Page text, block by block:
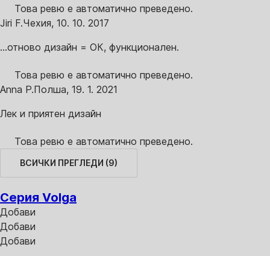
Това ревю е автоматично преведено.
Jiri F.Чехия, 10. 10. 2017
...отново дизайн = ОК, функционален.
Това ревю е автоматично преведено.
Anna P.Полша, 19. 1. 2021
Лек и приятен дизайн
Това ревю е автоматично преведено.
ВСИЧКИ ПРЕГЛЕДИ (9)
Серия Volga
Добави
Добави
Добави